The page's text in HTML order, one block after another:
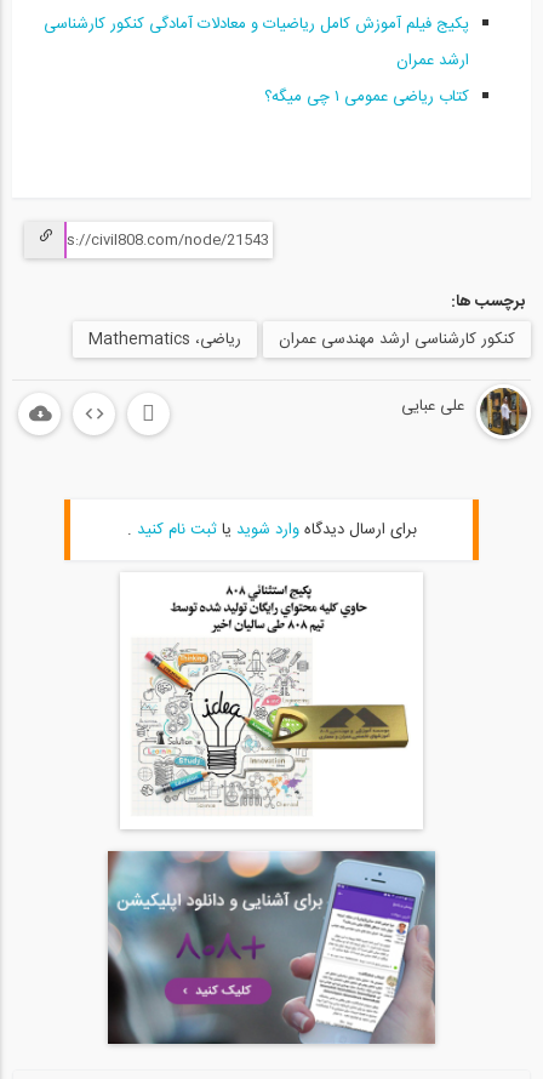
حل تست هاى رياضى كنكور ارشد ٩٧ رياضى...
حل تست ریاضی کنکور ارشد- پارت ۲
18
07:00
05:00
حل تست ریاضی کنکور ارشد- پارت ۵
حل تست ریاضی کنکور ارشد- پارت ۶
بخشی از فیلم آموزش تکنیک های منحصر به...
معرفی طرح بورسیه رایگان تحصیلی در موسسه...
پکیج فیلم آموزش کامل ریاضیات و معادلات آمادگی کنکور کارشناسی
ارشد عمران
کتاب ریاضی عمومی ۱ چی میگه؟
برچسب ها:
کنکور کارشناسی ارشد مهندسی عمران
ریاضی، Mathematics
على عبايى
برای ارسال دیدگاهوارد شوید یاثبت نام کنید .